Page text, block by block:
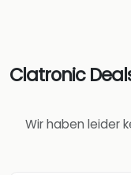
Clatronic
Wir haben leider